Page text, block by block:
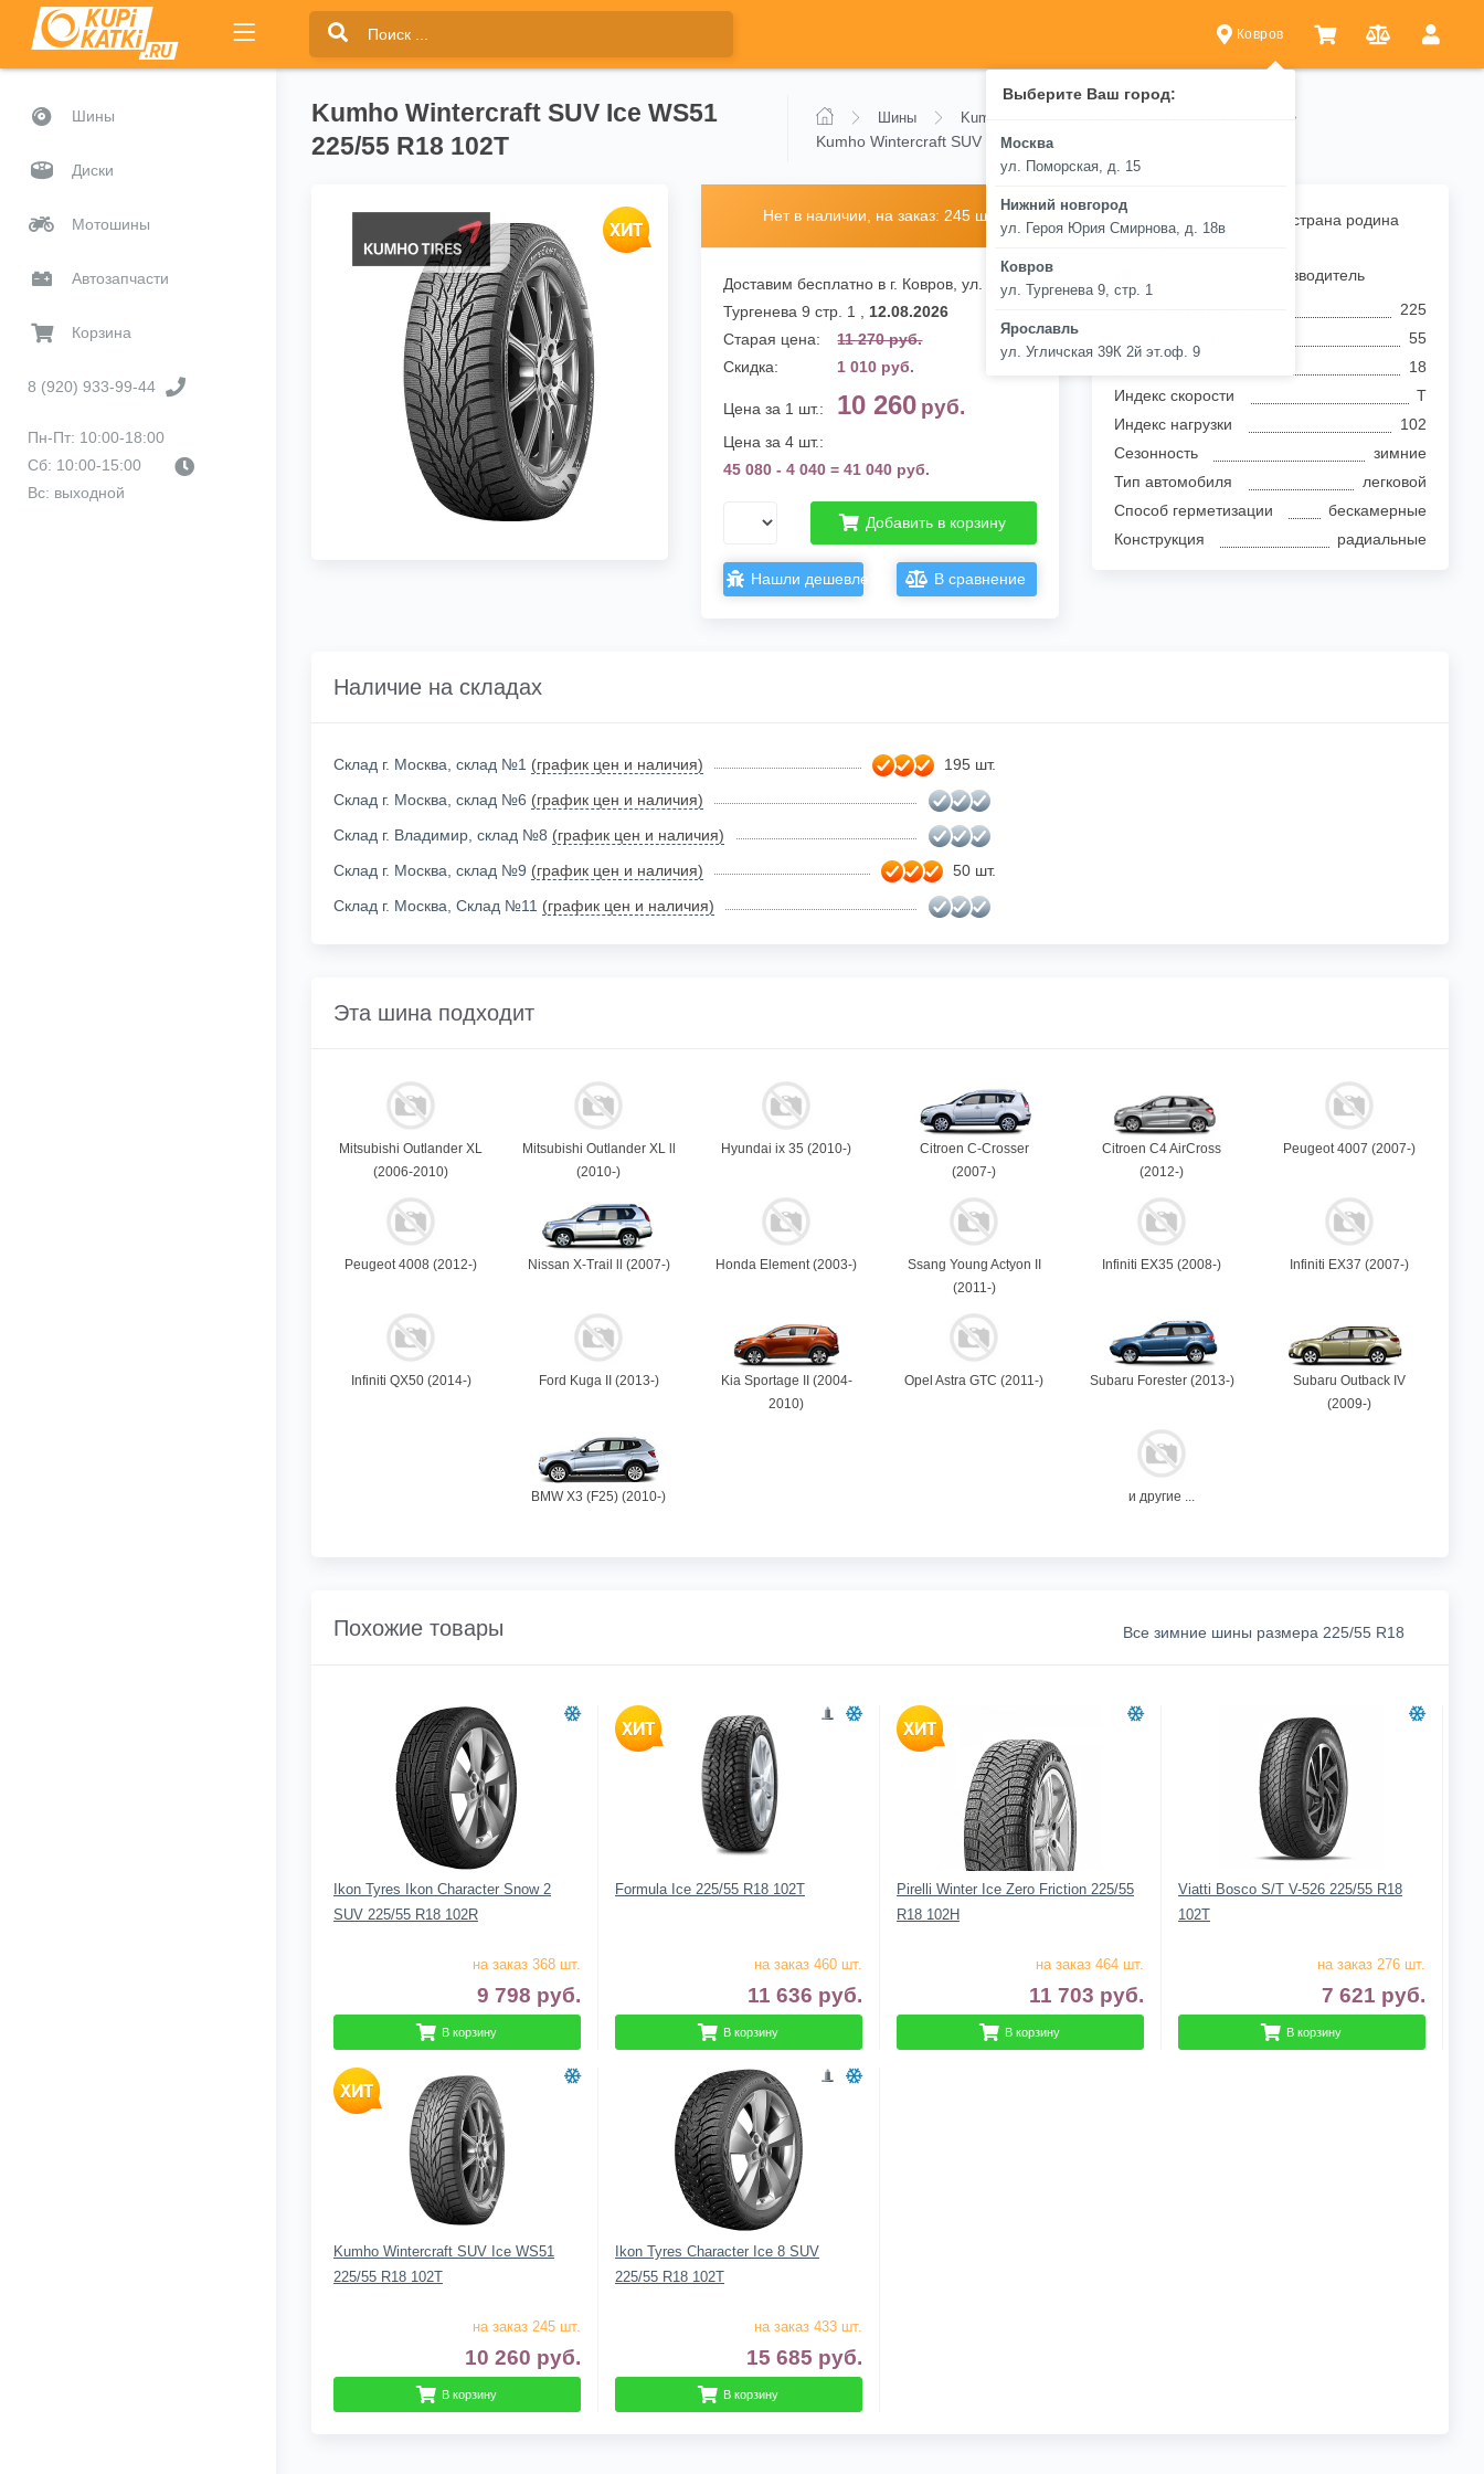
Ковров
Выберите Ваш город:
Москва
ул. Поморская, д. 15
Нижний новгород
ул. Героя Юрия Смирнова, д. 18в
Ковров
ул. Тургенева 9, стр. 1
Ярославль
ул. Угличская 39К 2й эт.оф. 9
Шины
Диски
Мотошины
Автозапчасти
Корзина
8 (920) 933-99-44
Пн-Пт: 10:00-18:00
Сб: 10:00-15:00
Вс: выходной
Kumho Wintercraft SUV Ice WS51
225/55 R18 102T
Шины Kumho
Kumho Wintercraft SUV Ice WS51 225/55 R18 102T
Нет в наличии, на заказ: 245 шт.
Доставим бесплатно в г. Ковров,ул.
Тургенева 9 стр. 1
12.08.2026
Старая цена:
11 270 руб.
Скидка:
1 010 руб.
Цена за 1 шт.: 10 260 руб.
Цена за 4 шт.:
45 080 - 4 040 = 41 040 руб.
Добавить в корзину
Нашли дешевле? В сравнение
Республика Корея — страна родина
Китай — страна производитель
225
55
18
Индекс скорости
T
Индекс нагрузки
102
Сезонность
зимние
Тип автомобиля
легковой
Способ герметизации
бескамерные
Конструкция
радиальные
Наличие на складах
Склад г. Москва, склад №1 (график цен и наличия)
195 шт.
Склад г. Москва, склад №6 (график цен и наличия)
Склад г. Владимир, склад №8 (график цен и наличия)
Склад г. Москва, склад №9 (график цен и наличия)
50 шт.
Склад г. Москва, Склад №11 (график цен и наличия)
Эта шина подходит
Mitsubishi Outlander XL
(2006-2010)
Mitsubishi Outlander XL ll
(2010-)
Hyundai ix 35 (2010-)
Citroen C-Crosser
(2007-)
Citroen C4 AirCross
(2012-)
Peugeot 4007 (2007-)
Peugeot 4008 (2012-) Nissan X-Trail ll (2007-) Honda Element (2003-)
Ssang Young Actyon II
(2011-)
Infiniti EX35 (2008-) Infiniti EX37 (2007-)
Infiniti QX50 (2014-) Ford Kuga II (2013-)
Kia Sportage II (2004-
2010)
Opel Astra GTC (2011-) Subaru Forester (2013-)
Subaru Outback IV
(2009-)
BMW X3 (F25) (2010-) и другие ...
Похожие товары Все зимние шины размера 225/55 R18
Ikon Tyres Ikon Character Snow 2
SUV 225/55 R18 102R
на заказ 368 шт.
9 798 руб.
В корзину
Formula Ice 225/55 R18 102T
на заказ 460 шт.
11 636 руб.
В корзину
Pirelli Winter Ice Zero Friction 225/55
R18 102H
на заказ 464 шт.
11 703 руб.
В корзину
Viatti Bosco S/T V-526 225/55 R18
102T
на заказ 276 шт.
7 621 руб.
В корзину
Kumho Wintercraft SUV Ice WS51
225/55 R18 102T
на заказ 245 шт.
10 260 руб.
В корзину
Ikon Tyres Character Ice 8 SUV
225/55 R18 102T
на заказ 433 шт.
15 685 руб.
В корзину